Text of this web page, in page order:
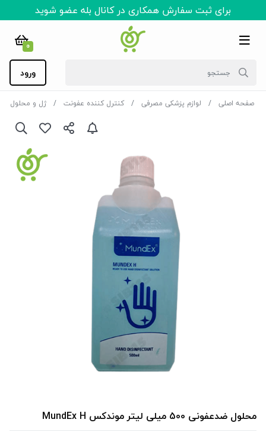
برای ثبت سفارش همکاری در کانال بله عضو شوید
0
ورود
صفحه اصلی لوازم پزشکی مصرفی کنترل کننده عفونت ژل و محلول
محلول ضدعفونی 500 میلی لیتر موندکس MundEx H